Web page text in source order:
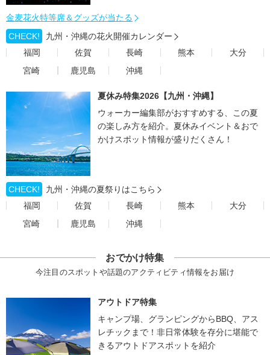
金麦花火特等席＆グッズが当たる
CHECK!
九州・沖縄の花火開催カレンダー
福岡
佐賀 長崎 熊本
大分
宮崎
鹿児島 沖縄
夏休み特集2026【九州・沖縄】
ウォーカー編集部がおすすめする、この夏
の楽しみ方を紹介。夏休みイベント＆おで
かけスポット情報が盛りだくさん！
CHECK!
九州・沖縄の夏祭りはこちら
福岡
佐賀 長崎 熊本
大分
宮崎
鹿児島 沖縄
おでかけ特集
今注目のスポットや話題のアクティビティ情報をお届け
アウトドア特集
キャンプ場、グランピングからBBQ、アス
レチックまで！非日常体験を存分に堪能で
きるアウトドアスポットを紹介